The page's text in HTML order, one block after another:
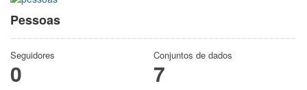
Pessoas
Seguidores
0
Conjuntos de dados
7